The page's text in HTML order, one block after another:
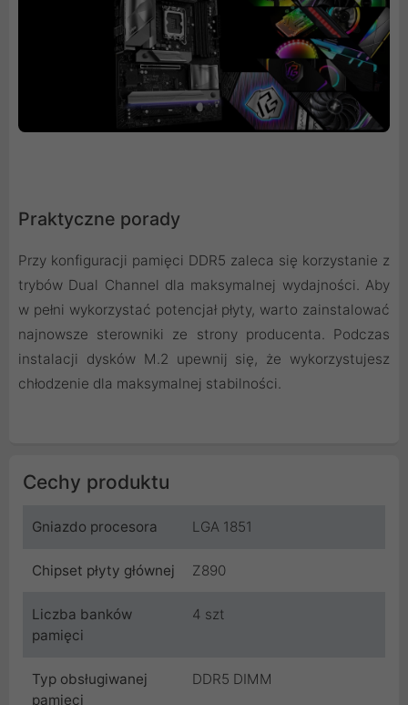
Praktyczne porady
Przy konfiguracji pamięci DDR5 zaleca się korzystanie z
trybów Dual Channel dla maksymalnej wydajności. Aby
w pełni wykorzystać potencjał płyty, warto zainstalować
najnowsze sterowniki ze strony producenta. Podczas
instalacji dysków M.2 upewnij się, że wykorzystujesz
chłodzenie dla maksymalnej stabilności.
Cechy produktu
Gniazdo procesora LGA 1851
Chipset płyty głównej Z890
Liczba banków
pamięci
4 szt
Typ obsługiwanej
pamięci
DDR5 DIMM